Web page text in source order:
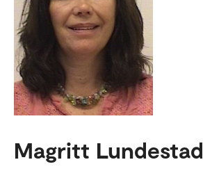
Magritt Lundestad